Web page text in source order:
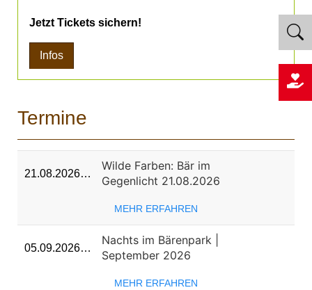
Jetzt Tickets sichern!
Infos
Termine
21.08.2026…
Wilde Farben: Bär im
Gegenlicht 21.08.2026
MEHR ERFAHREN
05.09.2026…
Nachts im Bärenpark |
September 2026
MEHR ERFAHREN